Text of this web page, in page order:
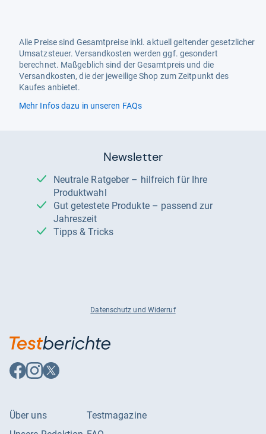
Alle Preise sind Gesamtpreise inkl. aktuell geltender gesetzlicher
Umsatzsteuer. Versandkosten werden ggf. gesondert
berechnet. Maßgeblich sind der Gesamtpreis und die
Versandkosten, die der jeweilige Shop zum Zeitpunkt des
Kaufes anbietet.
Mehr Infos dazu in unseren FAQs
Newsletter
Neutrale Ratgeber – hilfreich für Ihre
Produktwahl
Gut getestete Produkte – passend zur
Jahreszeit
Tipps & Tricks
Datenschutz und Widerruf
Auf
Facebook
Auf
Instagram
Auf
X
Über uns
Testmagazine